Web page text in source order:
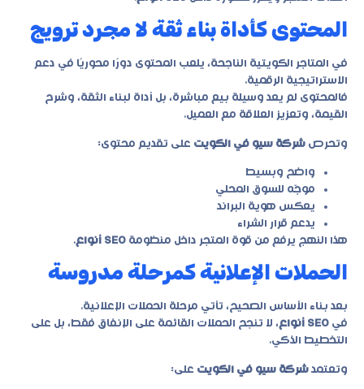
المحتوى كأداة بناء ثقة لا مجرد ترويج
في المتاجر الكويتية الناجحة، يلعب المحتوى دورًا محوريًا في دعم
الاستراتيجية الرقمية.
فالمحتوى لم يعد وسيلة بيع مباشرة، بل أداة لبناء الثقة، وشرح
القيمة، وتعزيز العلاقة مع العميل.
وتحرص شركة سيو في الكويت على تقديم محتوى:
واضح وبسيط
موجّه للسوق المحلي
يعكس هوية البراند
يدعم قرار الشراء
هذا النهج يرفع من قوة المتجر داخل منظومة SEO أنواع .
الحملات الإعلانية كمرحلة مدروسة
بعد بناء الأساس الصحيح، تأتي مرحلة الحملات الإعلانية.
في SEO أنواع
، لا تنجح الحملات القائمة على الإنفاق فقط، بل على
التخطيط الذكي.
وتعتمد شركة سيو في الكويت على: